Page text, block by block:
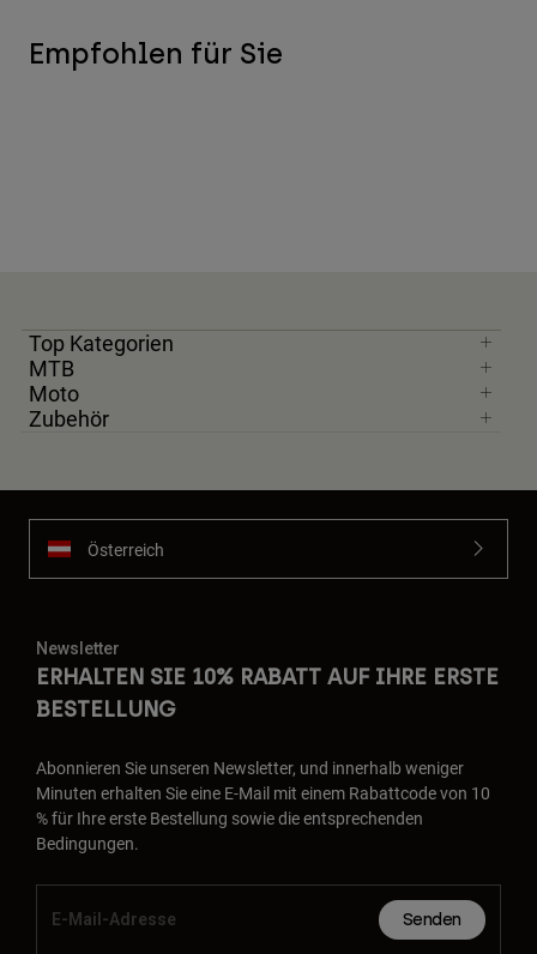
Empfohlen für Sie
Top Kategorien
MTB
Moto
Zubehör
Österreich
Newsletter
ERHALTEN SIE 10% RABATT AUF IHRE ERSTE
BESTELLUNG
Abonnieren Sie unseren Newsletter, und innerhalb weniger
Minuten erhalten Sie eine E-Mail mit einem Rabattcode von 10
% für Ihre erste Bestellung sowie die entsprechenden
Bedingungen.
Senden